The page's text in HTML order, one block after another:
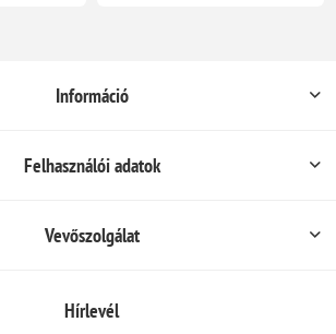
Információ
Felhasználói adatok
Vevőszolgálat
Hírlevél